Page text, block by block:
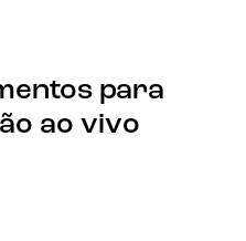
para
ao vivo